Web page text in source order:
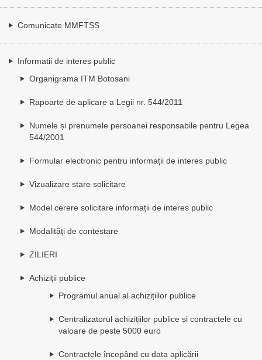
Comunicate MMFTSS
Informatii de interes public
Organigrama ITM Botosani
Rapoarte de aplicare a Legii nr. 544/2011
Numele și prenumele persoanei responsabile pentru Legea
544/2001
Formular electronic pentru informații de interes public
Vizualizare stare solicitare
Model cerere solicitare informații de interes public
Modalități de contestare
ZILIERI
Achiziții publice
Programul anual al achizițiilor publice
Centralizatorul achizițiilor publice și contractele cu
valoare de peste 5000 euro
Contractele începând cu data aplicării